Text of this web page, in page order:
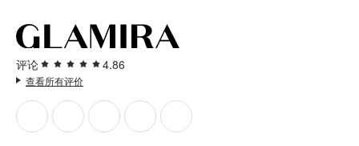
评论 4.86
查看所有评价